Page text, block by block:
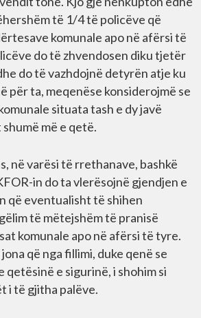
të 1/4 të policëve që
komunale apo në afërsi të
do të zhvendosen diku tjetër
do të vazhdojnë detyrën atje ku
për ta, meqenëse konsiderojmë se
situata tash e dy javë
më e qetë.
në varësi të rrethanave, bashkë
in do ta vlerësojnë gjendjen e
që eventualisht të shihen
të mëtejshëm të pranisë
komunale apo në afërsi të tyre.
që nga fillimi, duke qenë se
qetësinë e sigurinë, i shohim si
i të gjitha palëve.